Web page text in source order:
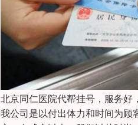
北京同仁医院代帮挂号，服务好
我公司是以付出体力和时间为顾